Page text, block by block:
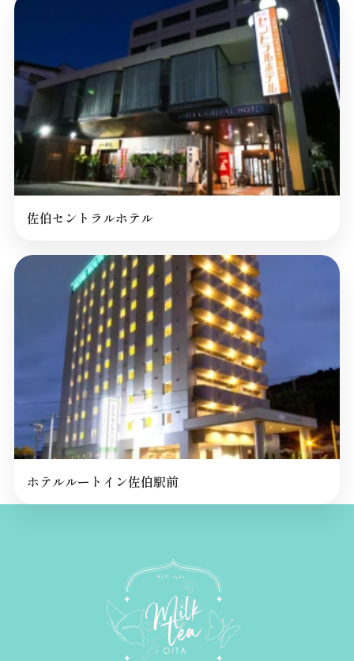
佐伯セントラルホテル
ホテルルートイン佐伯駅前